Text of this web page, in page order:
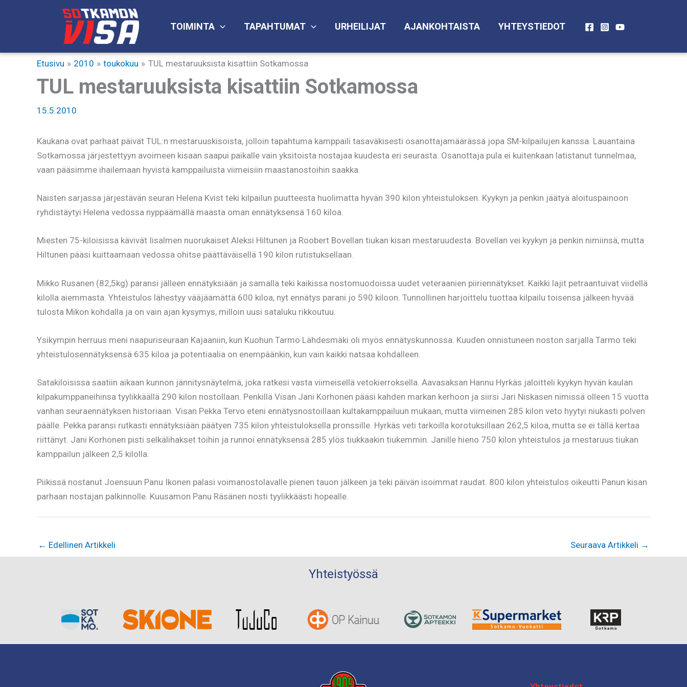
TOIMINTA TAPAHTUMAT URHEILIJAT AJANKOHTAISTA YHTEYSTIEDOT
Etusivu 2010 toukokuu TUL mestaruuksista kisattiin Sotkamossa
TUL mestaruuksista kisattiin Sotkamossa
15.5.2010
Kaukana ovat parhaat päivät TUL:n mestaruuskisoista, jolloin tapahtuma kamppaili tasaväkisesti osanottajamäärässä jopa SM-kilpailujen kanssa. Lauantaina
Sotkamossa järjestettyyn avoimeen kisaan saapui paikalle vain yksitoista nostajaa kuudesta eri seurasta. Osanottaja pula ei kuitenkaan latistanut tunnelmaa,
vaan pääsimme ihailemaan hyvistä kamppailuista viimeisiin maastanostoihin saakka.
Naisten sarjassa järjestävän seuran Helena Kvist teki kilpailun puutteesta huolimatta hyvän 390 kilon yhteistuloksen. Kyykyn ja penkin jäätyä aloituspainoon
ryhdistäytyi Helena vedossa nyppäämällä maasta oman ennätyksensä 160 kiloa.
Miesten 75-kiloisissa kävivät Iisalmen nuorukaiset Aleksi Hiltunen ja Roobert Bovellan tiukan kisan mestaruudesta. Bovellan vei kyykyn ja penkin nimiinsä, mutta
Hiltunen pääsi kuittaamaan vedossa ohitse päättäväisellä 190 kilon rutistuksellaan.
Mikko Rusanen (82,5kg) paransi jälleen ennätyksiään ja samalla teki kaikissa nostomuodoissa uudet veteraanien piiriennätykset. Kaikki lajit petraantuivat viidellä
kilolla aiemmasta. Yhteistulos lähestyy vääjäämättä 600 kiloa, nyt ennätys parani jo 590 kiloon. Tunnollinen harjoittelu tuottaa kilpailu toisensa jälkeen hyvää
tulosta Mikon kohdalla ja on vain ajan kysymys, milloin uusi sataluku rikkoutuu.
Ysikympin herruus meni naapuriseuraan Kajaaniin, kun Kuohun Tarmo Lähdesmäki oli myös ennätyskunnossa. Kuuden onnistuneen noston sarjalla Tarmo teki
yhteistulosennätyksensä 635 kiloa ja potentiaalia on enempäänkin, kun vain kaikki natsaa kohdalleen.
Satakiloisissa saatiin aikaan kunnon jännitysnäytelmä, joka ratkesi vasta viimeisellä vetokierroksella. Aavasaksan Hannu Hyrkäs jaloitteli kyykyn hyvän kaulan
kilpakumppaneihinsa tyylikkäällä 290 kilon nostollaan. Penkillä Visan Jani Korhonen pääsi kahden markan kerhoon ja siirsi Jari Niskasen nimissä olleen 15 vuotta
vanhan seuraennätyksen historiaan. Visan Pekka Tervo eteni ennätysnostoillaan kultakamppailuun mukaan, mutta viimeinen 285 kilon veto hyytyi niukasti polven
päälle. Pekka paransi rutkasti ennätyksiään päätyen 735 kilon yhteistuloksella pronssille. Hyrkäs veti tarkoilla korotuksillaan 262,5 kiloa, mutta se ei tällä kertaa
riittänyt. Jani Korhonen pisti selkälihakset töihin ja runnoi ennätyksensä 285 ylös tiukkaakin tiukemmin. Janille hieno 750 kilon yhteistulos ja mestaruus tiukan
kamppailun jälkeen 2,5 kilolla.
Piikissä nostanut Joensuun Panu Ikonen palasi voimanostolavalle pienen tauon jälkeen ja teki päivän isoimmat raudat. 800 kilon yhteistulos oikeutti Panun kisan
parhaan nostajan palkinnolle. Kuusamon Panu Räsänen nosti tyylikkäästi hopealle.
← Edellinen Artikkeli Seuraava Artikkeli →
Yhteistyössä